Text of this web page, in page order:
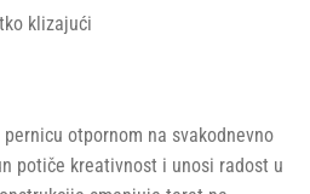
klizajući
otpornom na svakodnevno
potiče kreativnost i unosi radost u